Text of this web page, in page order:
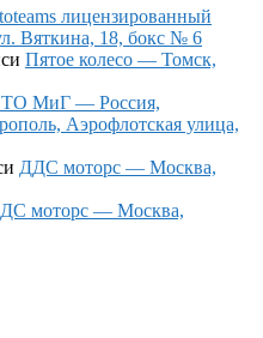
лицензированный
Вяткина, 18, бокс № 6
Пятое колесо — Томск,
МиГ — Россия,
Аэрофлотская улица,
ДДС моторс — Москва,
моторс — Москва,